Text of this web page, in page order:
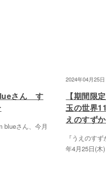
さん す
blueさん、今月
2024年04月25日
【期間限
玉の世界
えのすず
『うえのす
年4月25日(木